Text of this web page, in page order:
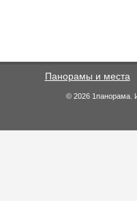
Панорамы и места
© 2026 1панорама.